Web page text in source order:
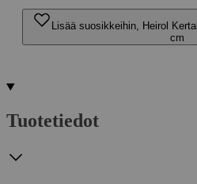
Lisää suosikkeihin, Heirol
cm
Tuotetiedot